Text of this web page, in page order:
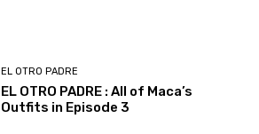
EL OTRO PADRE
EL OTRO PADRE : All of Maca’s
Outfits in Episode 3